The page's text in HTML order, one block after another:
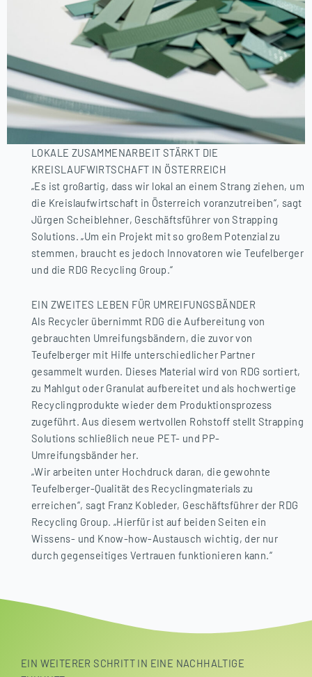
LOKALE ZUSAMMENARBEIT STÄRKT DIE
KREISLAUFWIRTSCHAFT IN ÖSTERREICH
„Es ist großartig, dass wir lokal an einem Strang ziehen, um
die Kreislaufwirtschaft in Österreich voranzutreiben“, sagt
Jürgen Scheiblehner, Geschäftsführer von Strapping
Solutions. „Um ein Projekt mit so großem Potenzial zu
stemmen, braucht es jedoch Innovatoren wie Teufelberger
und die RDG Recycling Group.“
EIN ZWEITES LEBEN FÜR UMREIFUNGSBÄNDER
Als Recycler übernimmt RDG die Aufbereitung von
gebrauchten Umreifungsbändern, die zuvor von
Teufelberger mit Hilfe unterschiedlicher Partner
gesammelt wurden. Dieses Material wird von RDG sortiert,
zu Mahlgut oder Granulat aufbereitet und als hochwertige
Recyclingprodukte wieder dem Produktionsprozess
zugeführt. Aus diesem wertvollen Rohstoff stellt Strapping
Solutions schließlich neue PET- und PP-
Umreifungsbänder her.
„Wir arbeiten unter Hochdruck daran, die gewohnte
Teufelberger-Qualität des Recyclingmaterials zu
erreichen“, sagt Franz Kobleder, Geschäftsführer der RDG
Recycling Group. „Hierfür ist auf beiden Seiten ein
Wissens- und Know-how-Austausch wichtig, der nur
durch gegenseitiges Vertrauen funktionieren kann.“
EIN WEITERER SCHRITT IN EINE NACHHALTIGE